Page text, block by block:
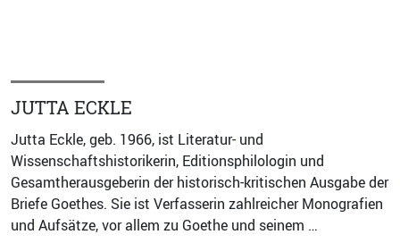
JUTTA ECKLE
Jutta Eckle, geb. 1966, ist Literatur- und
Wissenschaftshistorikerin, Editionsphilologin und
Gesamtherausgeberin der historisch-kritischen Ausgabe der
Briefe Goethes. Sie ist Verfasserin zahlreicher Monografien
und Aufsätze, vor allem zu Goethe und seinem …